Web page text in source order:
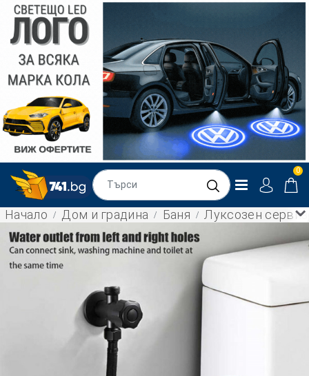
0
Начало Дом и градина Баня Луксозен